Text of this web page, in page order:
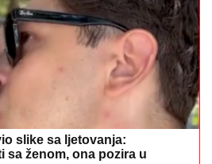
slike sa ljetovanja:
sa ženom, ona pozira u